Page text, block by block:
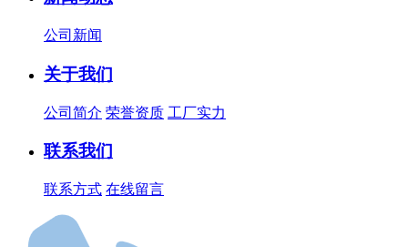
公司新闻
关于我们
公司简介 荣誉资质 工厂实力
联系我们
联系方式 在线留言